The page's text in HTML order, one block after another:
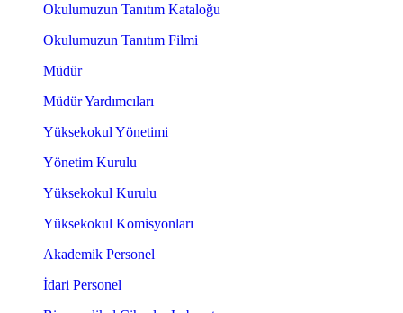
Okulumuzun Tanıtım Kataloğu
Okulumuzun Tanıtım Filmi
Müdür
Müdür Yardımcıları
Yüksekokul Yönetimi
Yönetim Kurulu
Yüksekokul Kurulu
Yüksekokul Komisyonları
Akademik Personel
İdari Personel